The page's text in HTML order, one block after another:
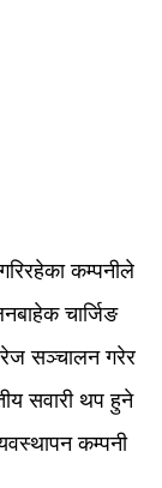
कम्पनीले
चार्जिङ
सञ्चालन गरेर
सवारी थप हुने
कम्पनी